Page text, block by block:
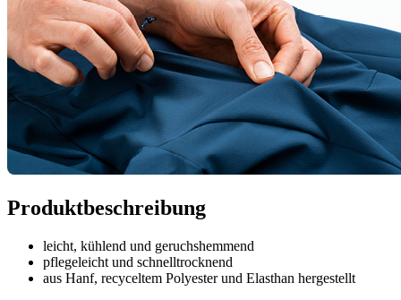
Produktbeschreibung
leicht, kühlend und geruchshemmend
pflegeleicht und schnelltrocknend
aus Hanf, recyceltem Polyester und Elasthan hergestellt